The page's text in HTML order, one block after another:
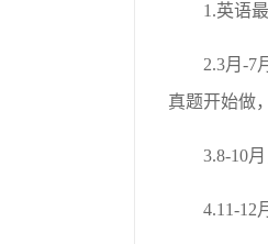
1.英语
2.3月-7
真题开始做
3.8-10
4.11-12